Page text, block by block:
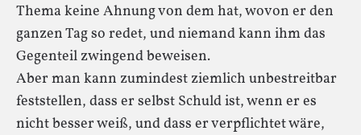
Thema keine Ahnung von dem hat, wovon er den
ganzen Tag so redet, und niemand kann ihm das
Gegenteil zwingend beweisen.
Aber man kann zumindest ziemlich unbestreitbar
feststellen, dass er selbst Schuld ist, wenn er es
nicht besser weiß, und dass er verpflichtet wäre,